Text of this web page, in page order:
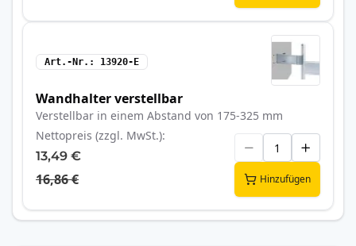
Art.-Nr. 13920-E
Wandhalter verstellbar
Verstellbar in einem Abstand von 175-325 mm
Nettopreis (zzgl. MwSt.)
13,49 €
16,86 € Hinzufügen